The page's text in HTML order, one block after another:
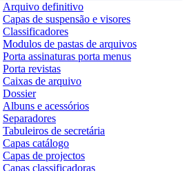
Arquivo definitivo
Capas de suspensão e visores
Classificadores
Modulos de pastas de arquivos
Porta assinaturas porta menus
Porta revistas
Caixas de arquivo
Dossier
Albuns e acessórios
Separadores
Tabuleiros de secretária
Capas catálogo
Capas de projectos
Capas classificadoras